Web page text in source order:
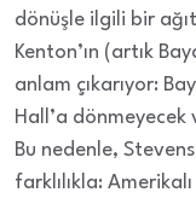
dönüşle ilgili bir
Kenton’ın (artık
anlam çıkarıyor:
Hall’a
Bu nedenle,
farklılıkla: